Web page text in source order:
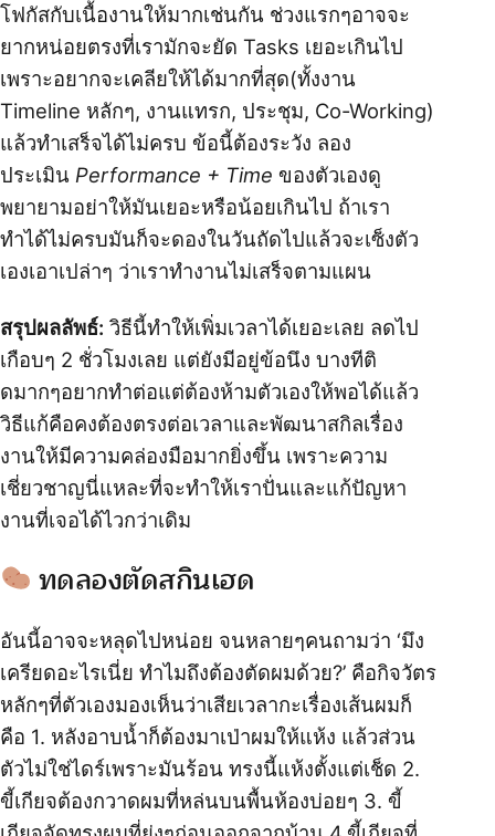
โฟกัสกับเนื้องานให้มากเช่นกัน ช่วงแรกๆอาจจะ
ยากหน่อยตรงที่เรามักจะยัด Tasks เยอะเกินไป
เพราะอยากจะเคลียให้ได้มากที่สุด(ทั้งงาน
Timeline หลักๆ, งานแทรก, ประชุม, Co-Working)
แล้วทำเสร็จได้ไม่ครบ ข้อนี้ต้องระวัง ลอง
ประเมิน Performance + Time ของตัวเองดู
พยายามอย่าให้มันเยอะหรือน้อยเกินไป ถ้าเรา
ทำได้ไม่ครบมันก็จะดองในวันถัดไปแล้วจะเซ็งตัว
เองเอาเปล่าๆ ว่าเราทำงานไม่เสร็จตามแผน
สรุปผลลัพธ์: วิธีนี้ทำให้เพิ่มเวลาได้เยอะเลย ลดไป
เกือบๆ 2 ชั่วโมงเลย แต่ยังมีอยู่ข้อนึง บางทีติ
ดมากๆอยากทำต่อแต่ต้องห้ามตัวเองให้พอได้แล้ว
วิธีแก้คือคงต้องตรงต่อเวลาและพัฒนาสกิลเรื่อง
งานให้มีความคล่องมือมากยิ่งขึ้น เพราะความ
เชี่ยวชาญนี่แหละที่จะทำให้เราปั่นและแก้ปัญหา
งานที่เจอได้ไวกว่าเดิม
ทดลองตัดสกินเฮด
อันนี้อาจจะหลุดไปหน่อย จนหลายๆคนถามว่า ‘มึง
เครียดอะไรเนี่ย ทำไมถึงต้องตัดผมด้วย?’ คือกิจวัตร
หลักๆที่ตัวเองมองเห็นว่าเสียเวลากะเรื่องเส้นผมก็
คือ 1. หลังอาบน้ำก็ต้องมาเป่าผมให้แห้ง แล้วส่วน
ตัวไม่ใช่ไดร์เพราะมันร้อน ทรงนี้แห้งตั้งแต่เช็ด 2.
ขี้เกียจต้องกวาดผมที่หล่นบนพื้นห้องบ่อยๆ 3. ขี้